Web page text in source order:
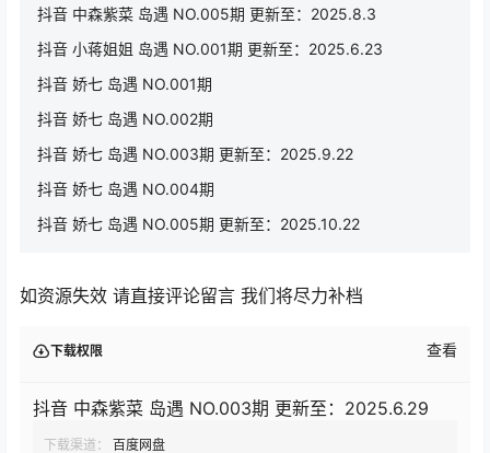
抖音 中森紫菜 岛遇 NO.005期 更新至：2025.8.3
抖音 小蒋姐姐 岛遇 NO.001期 更新至：2025.6.23
抖音 娇七 岛遇 NO.001期
抖音 娇七 岛遇 NO.002期
抖音 娇七 岛遇 NO.003期 更新至：2025.9.22
抖音 娇七 岛遇 NO.004期
抖音 娇七 岛遇 NO.005期 更新至：2025.10.22
如资源失效 请直接评论留言 我们将尽力补档
下载权限 查看
抖音 中森紫菜 岛遇 NO.003期 更新至：2025.6.29
下载渠道： 百度网盘